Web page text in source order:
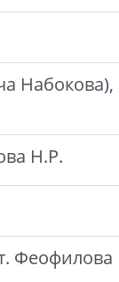
Набокова),
Н.Р.
Феофилова